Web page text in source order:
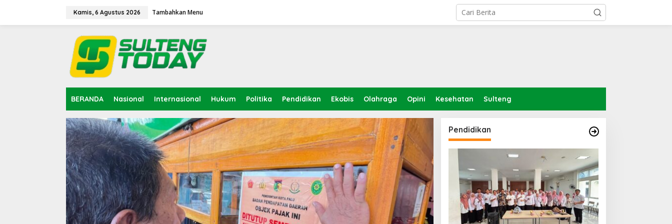
Kamis, 6 Agustus 2026 Tambahkan Menu
BERANDA Nasional Internasional Hukum Politika Pendidikan Ekobis Olahraga Opini Kesehatan Sulteng
Pendidikan